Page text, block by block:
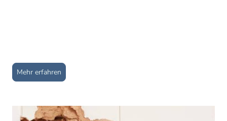
Mehr erfahren